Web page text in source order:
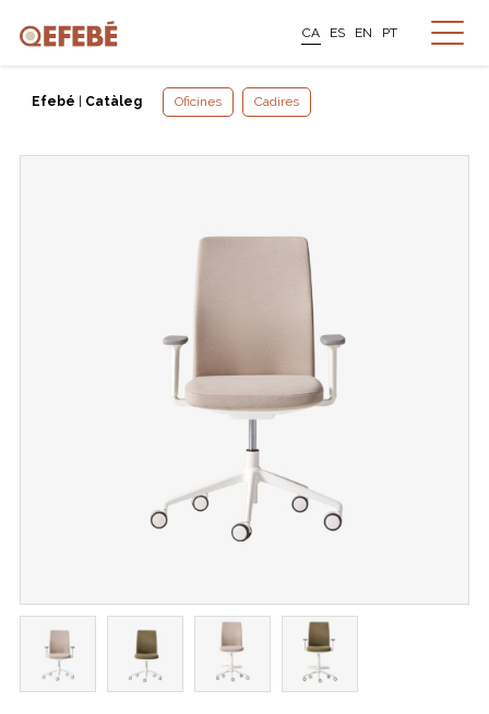
CA ES EN PT
Efebé Catàleg Oficines Cadires